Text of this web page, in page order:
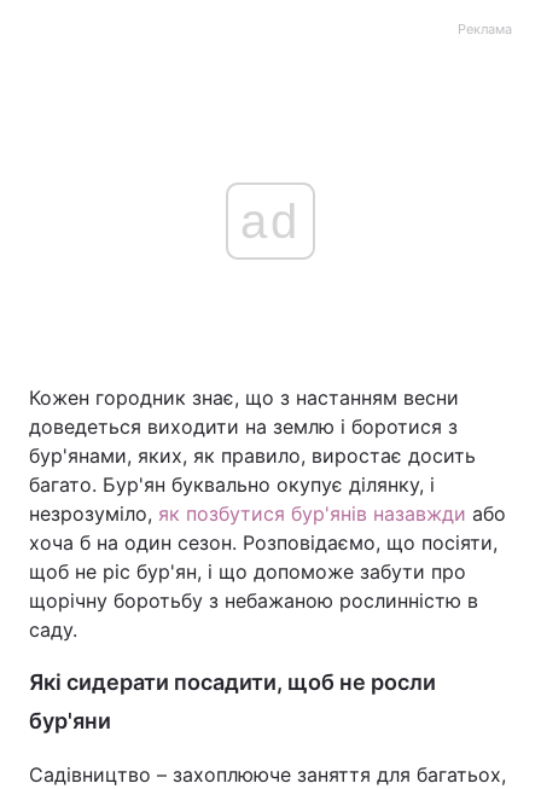
Реклама
ad
Кожен городник знає, що з настанням весни
доведеться виходити на землю і боротися з
бур'янами, яких, як правило, виростає досить
багато. Бур'ян буквально окупує ділянку, і
незрозуміло, як позбутися бур'янів назавжди або
хоча б на один сезон. Розповідаємо, що посіяти,
щоб не ріс бур'ян, і що допоможе забути про
щорічну боротьбу з небажаною рослинністю в
саду.
Які сидерати посадити, щоб не росли
бур'яни
Садівництво – захоплююче заняття для багатьох,